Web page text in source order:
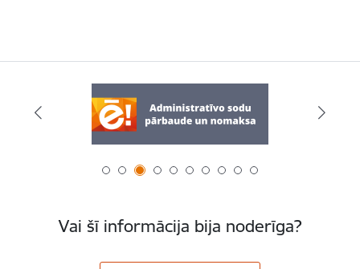
Vai šī informācija bija noderīga?